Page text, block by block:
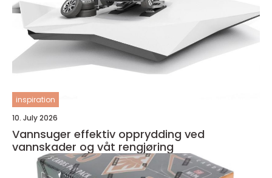
inspiration
10. July 2026
Vannsuger effektiv opprydding ved
vannskader og våt rengjøring